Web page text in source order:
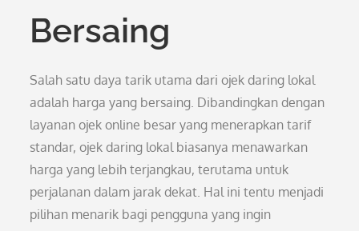
Bersaing
Salah satu daya tarik utama dari ojek daring lokal
adalah harga yang bersaing. Dibandingkan dengan
layanan ojek online besar yang menerapkan tarif
standar, ojek daring lokal biasanya menawarkan
harga yang lebih terjangkau, terutama untuk
perjalanan dalam jarak dekat. Hal ini tentu menjadi
pilihan menarik bagi pengguna yang ingin